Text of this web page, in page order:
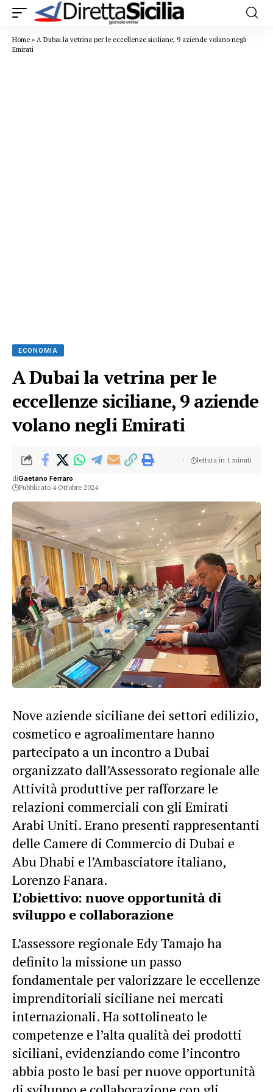
Home » A Dubai la vetrina per le eccellenze siciliane, 9 aziende volano negli
Emirati
ECONOMIA
A Dubai la vetrina per le
eccellenze siciliane, 9 aziende
volano negli Emirati
diGaetano Ferraro
Pubblicato 4 Ottobre 2024
lettura in 1 minuti
Nove aziende siciliane dei settori edilizio,
cosmetico e agroalimentare hanno
partecipato a un incontro a Dubai
organizzato dall’Assessorato regionale alle
Attività produttive per rafforzare le
relazioni commerciali con gli Emirati
Arabi Uniti. Erano presenti rappresentanti
delle Camere di Commercio di Dubai e
Abu Dhabi e l’Ambasciatore italiano,
Lorenzo Fanara.
L’obiettivo: nuove opportunità di
sviluppo e collaborazione
L’assessore regionale Edy Tamajo ha
definito la missione un passo
fondamentale per valorizzare le eccellenze
imprenditoriali siciliane nei mercati
internazionali. Ha sottolineato le
competenze e l’alta qualità dei prodotti
siciliani, evidenziando come l’incontro
abbia posto le basi per nuove opportunità